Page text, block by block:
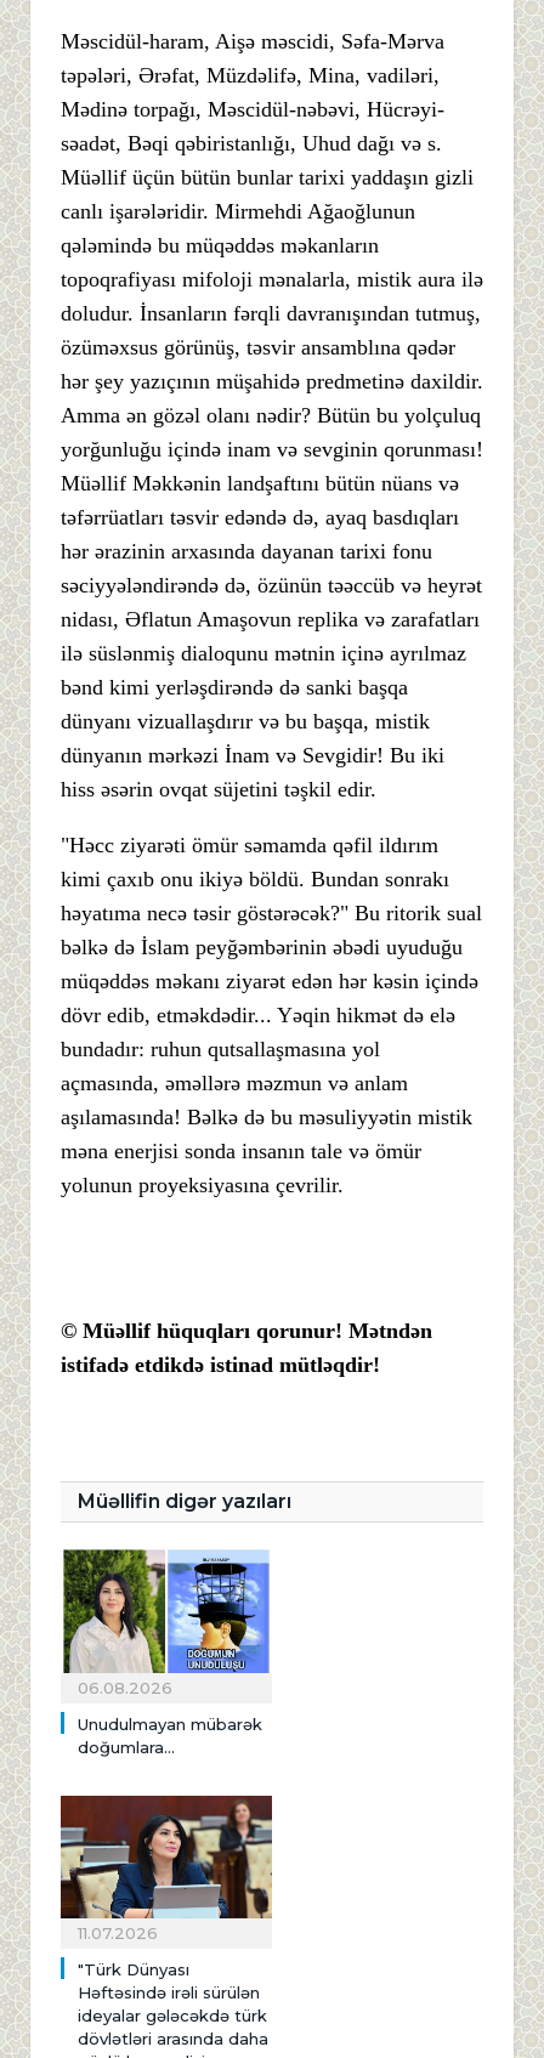
Məscidül-haram, Aişə məscidi, Səfa-Mərva
təpələri, Ərəfat, Müzdəlifə, Mina, vadiləri,
Mədinə torpağı, Məscidül-nəbəvi, Hücrəyi-
səadət, Bəqi qəbiristanlığı, Uhud dağı və s.
Müəllif üçün bütün bunlar tarixi yaddaşın gizli
canlı işarələridir. Mirmehdi Ağaoğlunun
qələmində bu müqəddəs məkanların
topoqrafiyası mifoloji mənalarla, mistik aura ilə
doludur. İnsanların fərqli davranışından tutmuş,
özüməxsus görünüş, təsvir ansamblına qədər
hər şey yazıçının müşahidə predmetinə daxildir.
Amma ən gözəl olanı nədir? Bütün bu yolçuluq
yorğunluğu içində inam və sevginin qorunması!
Müəllif Məkkənin landşaftını bütün nüans və
təfərrüatları təsvir edəndə də, ayaq basdıqları
hər ərazinin arxasında dayanan tarixi fonu
səciyyələndirəndə də, özünün təəccüb və heyrət
nidası, Əflatun Amaşovun replika və zarafatları
ilə süslənmiş dialoqunu mətnin içinə ayrılmaz
bənd kimi yerləşdirəndə də sanki başqa
dünyanı vizuallaşdırır və bu başqa, mistik
dünyanın mərkəzi İnam və Sevgidir! Bu iki
hiss əsərin ovqat süjetini təşkil edir.
"Həcc ziyarəti ömür səmamda qəfil ildırım
kimi çaxıb onu ikiyə böldü. Bundan sonrakı
həyatıma necə təsir göstərəcək?" Bu ritorik sual
bəlkə də İslam peyğəmbərinin əbədi uyuduğu
müqəddəs məkanı ziyarət edən hər kəsin içində
dövr edib, etməkdədir... Yəqin hikmət də elə
bundadır: ruhun qutsallaşmasına yol
açmasında, əməllərə məzmun və anlam
aşılamasında! Bəlkə də bu məsuliyyətin mistik
məna enerjisi sonda insanın tale və ömür
yolunun proyeksiyasına çevrilir.
© Müəllif hüquqları qorunur! Mətndən
istifadə etdikdə istinad mütləqdir!
Müəllifin digər yazıları
06.08.2026
Unudulmayan mübarək
doğumlara...
11.07.2026
"Türk Dünyası
Həftəsində irəli sürülən
ideyalar gələcəkdə türk
dövlətləri arasında daha